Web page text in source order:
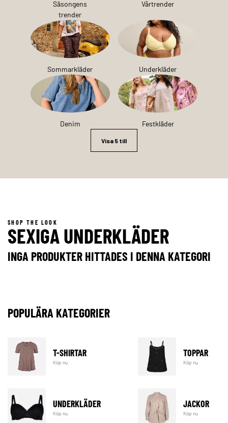
Säsongens
trender
Vårtrender
Sommarkläder Underkläder
Denim Festkläder
Visa 5 till
SHOP THE LOOK
SEXIGA UNDERKLÄDER
INGA PRODUKTER HITTADES I DENNA KATEGORI
POPULÄRA KATEGORIER
T-SHIRTAR
Köp nu
TOPPAR
Köp nu
UNDERKLÄDER
Köp nu
JACKOR
Köp nu